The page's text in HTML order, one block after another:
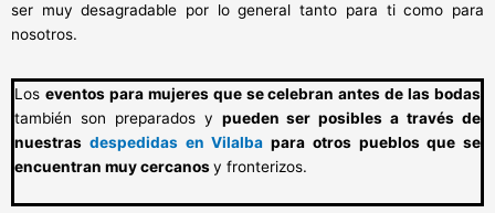
ser muy desagradable por lo general tanto para ti como para
nosotros.
Los eventos para mujeres que se celebran antes de las bodas
también son preparados y pueden ser posibles a través de
nuestras despedidas en Vilalba para otros pueblos que se
encuentran muy cercanosy fronterizos.